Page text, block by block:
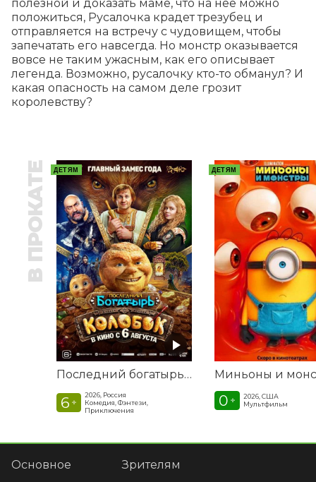
полезной и доказать маме, что на нее можно
положиться, Русалочка крадет трезубец и
отправляется на встречу с чудовищем, чтобы
запечатать его навсегда. Но монстр оказывается
вовсе не таким ужасным, как его описывает
легенда. Возможно, русалочку кто-то обманул? И
какая опасность на самом деле грозит
королевству?
В ПРОКАТЕ ДЕТЯМ
Последний богатырь. Колобок
6 +
2026, Россия
Комедия, Фэнтези,
Приключения
ДЕТЯМ
0 +
2026, США
Мультфильм
Основное
Зрителям